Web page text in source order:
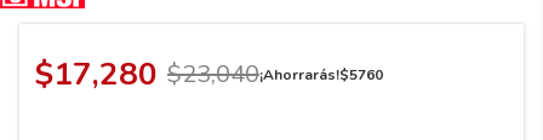
$17,280 $23,040¡Ahorrarás!$5760